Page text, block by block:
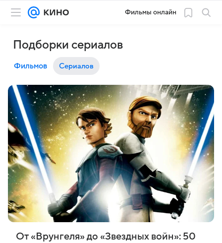
Фильмы онлайн
Подборки сериалов
Фильмов Сериалов
От «Врунгеля» до «Звездных войн»: 50